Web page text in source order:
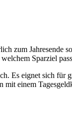
zum Jahresende
Sparziel
Es eignet sich für
einem